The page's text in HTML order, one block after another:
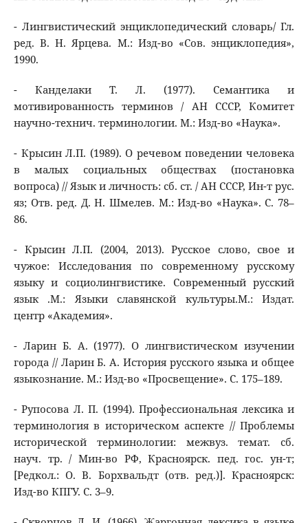
- Лингвистический энциклопедический словарь/ Гл.
ред. В. Н. Ярцева. М.: Изд-во «Сов. энциклопедия»,
1990.
- Канделаки Т. Л. (1977). Семантика и
мотивированность терминов / АН СССР, Комитет
научно-технич. терминологии. М.: Изд-во «Наука».
- Крысин Л.П. (1989). О речевом поведении человека
в малых социальных обществах (постановка
вопроса) // Язык и личность: сб. ст. / АН СССР, Ин-т рус.
яз; Отв. ред. Д. Н. Шмелев. М.: Изд-во «Наука». С. 78–
86.
- Крысин Л.П. (2004, 2013). Русское слово, свое и
чужое: Исследования по современному русскому
языку и социолингвистике. Современный русский
язык .М.: Языки славянской культуры.М.: Издат.
центр «Академия».
- Ларин Б. А. (1977). О лингвистическом изучении
города // Ларин Б. А. История русского языка и общее
языкознание. М.: Изд-во «Просвещение». С. 175–189.
- Рупосова Л. П. (1994). Профессиональная лексика и
терминология в историческом аспекте // Проблемы
исторической терминологии: межвуз. темат. сб.
науч. тр. / Мин-во РФ, Красноярск. пед. гос. ун-т;
[Редкол.: О. В. Борхвальдт (отв. ред.)]. Красноярск:
Изд-во КПГУ. С. 3–9.